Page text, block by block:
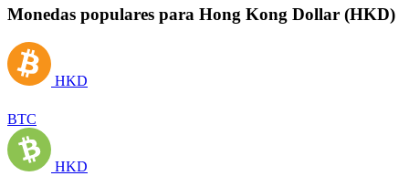
Monedas populares para Hong Kong Dollar (HKD)
HKD
BTC
HKD